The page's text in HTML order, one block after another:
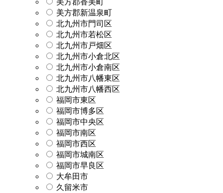
美方郡新温泉町
北九州市門司区
北九州市若松区
北九州市戸畑区
北九州市小倉北区
北九州市小倉南区
北九州市八幡東区
北九州市八幡西区
福岡市東区
福岡市博多区
福岡市中央区
福岡市南区
福岡市西区
福岡市城南区
福岡市早良区
大牟田市
久留米市